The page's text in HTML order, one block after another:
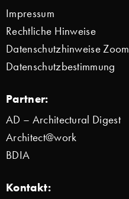
Impressum
Rechtliche Hinweise
Datenschutzhinweise Zoom
Datenschutzbestimmung
Partner:
AD – Architectural Digest
Architect@work
BDIA
Kontakt: